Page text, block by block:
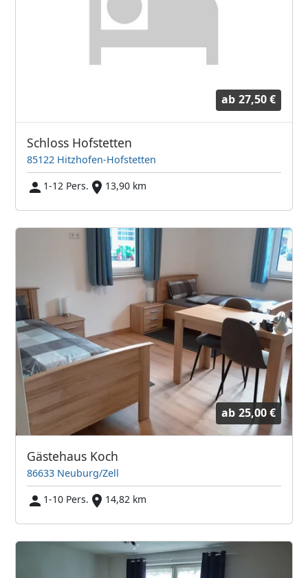
ab 27,50 €
Schloss Hofstetten
85122 Hitzhofen-Hofstetten
1-12 Pers.
13,90 km
ab 25,00 €
Gästehaus Koch
86633 Neuburg/Zell
1-10 Pers.
14,82 km